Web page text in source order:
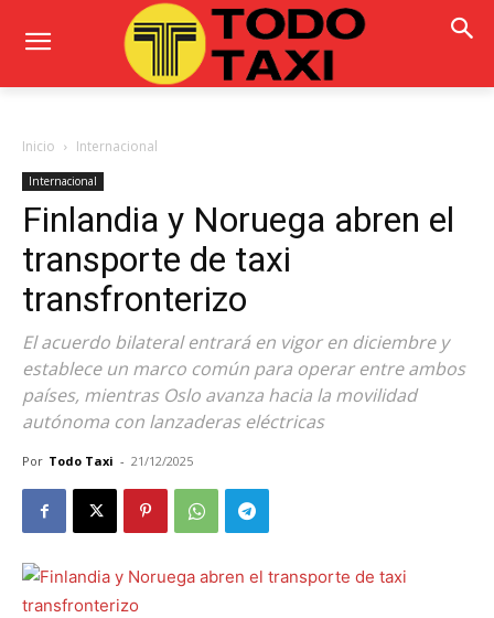
Inicio Internacional
Internacional
Finlandia y Noruega abren el
transporte de taxi
transfronterizo
El acuerdo bilateral entrará en vigor en diciembre y
establece un marco común para operar entre ambos
países, mientras Oslo avanza hacia la movilidad
autónoma con lanzaderas eléctricas
Por Todo Taxi - 21/12/2025